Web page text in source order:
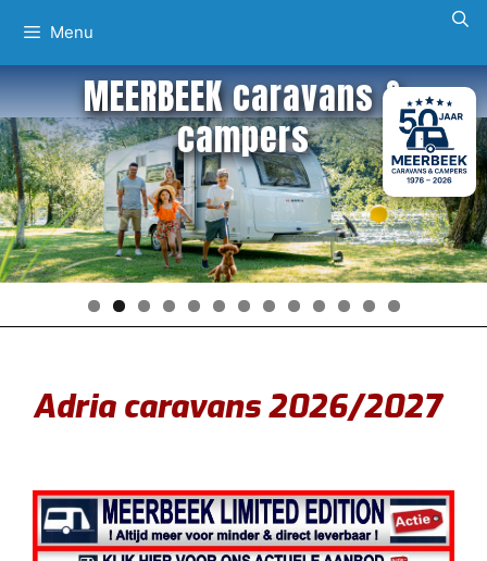
naar
de
inhoud
Menu
MEERBEEK caravans &
campers
Adria caravans 2026/2027